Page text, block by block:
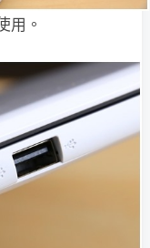
用。